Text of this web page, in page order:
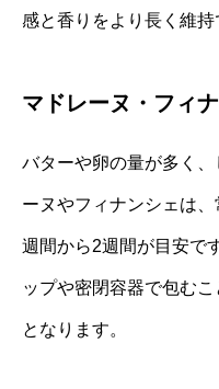
感と香りをより長く維持
マドレーヌ・フィ
バターや卵の量が多く
ーヌやフィナンシェは
週間から2週間が目安で
ップや密閉容器で包む
となります。